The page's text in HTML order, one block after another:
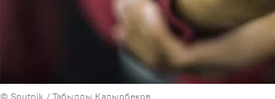
© Sputnik / Табылды Кадырбеков